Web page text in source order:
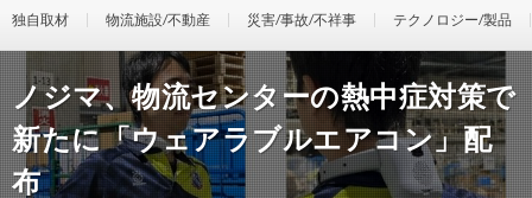
独自取材 物流施設/不動産 災害/事故/不祥事 テクノロジー/製品
ノジマ、物流センターの熱中症対策で
新たに「ウェアラブルエアコン」配
布